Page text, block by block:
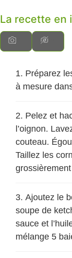
La recette en
Préparez
à mesure
Pelez et
l’oignon.
couteau.
Taillez les
Ajoutez le
soupe de
sauce et
mélange 5